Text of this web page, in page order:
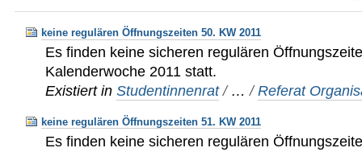
keine regulären Öffnungszeiten 50. KW 2011
Es finden keine sicheren regulären
Kalenderwoche 2011 statt.
Existiert in Studentinnenrat / …/Referat
keine regulären Öffnungszeiten 51. KW 2011
Es finden keine sicheren regulären